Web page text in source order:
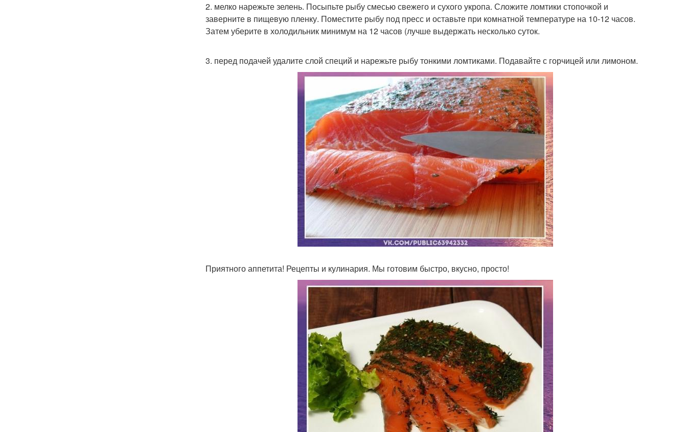
2. мелко нарежьте зелень. Посыпьте рыбу смесью свежего и сухого укропа. Сложите ломтики стопочкой и
заверните в пищевую пленку. Поместите рыбу под пресс и оставьте при комнатной температуре на 10-12 часов.
Затем уберите в холодильник минимум на 12 часов (лучше выдержать несколько суток.
3. перед подачей удалите слой специй и нарежьте рыбу тонкими ломтиками. Подавайте с горчицей или лимоном.
Приятного аппетита! Рецепты и кулинария. Мы готовим быстро, вкусно, просто!